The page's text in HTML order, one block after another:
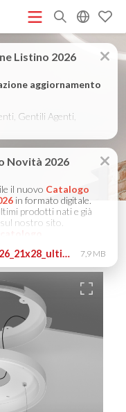
2026
DECORATIVE
2025
GB(3M) COMPANY
(110K)